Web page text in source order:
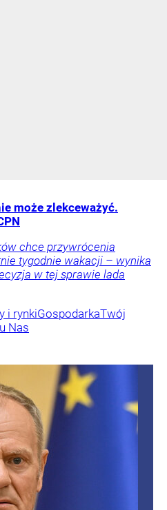
może zlekceważyć.
chce przywrócenia
tygodnie wakacji – wynika
w tej sprawie lada
i rynkiGospodarkaTwój
Nas